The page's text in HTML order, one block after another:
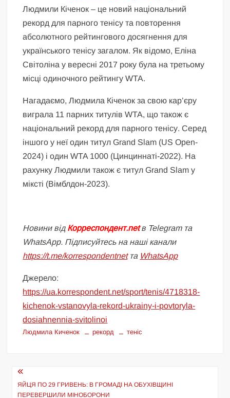
Людмили Кіченок – це новий національний
рекорд для парного тенісу та повторення
абсолютного рейтингового досягнення для
українського тенісу загалом. Як відомо, Еліна
Світоліна у вересні 2017 року була на третьому
місці одиночного рейтингу WTA.
Нагадаємо, Людмила Кіченок за свою кар’єру
виграла 11 парних титулів WTA, що також є
національний рекорд для парного тенісу. Серед
іншого у неї один титул Grand Slam (US Open-
2024) і один WTA 1000 (Цинциннаті-2022). На
рахунку Людмили також є титул Grand Slam у
міксті (Вімблдон-2023).
Новини відКорреспондент.netв Telegram та
WhatsApp. Підписуйтесь на наші канали
https://t.me/korrespondentnetта WhatsApp
Джерело:
https://ua.korrespondent.net/sport/tenis/4718318-
kichenok-vstanovyla-rekord-ukrainy-i-povtoryla-
dosiahnennia-svitolinoi
Людмила Киченок рекорд теніс
Навігація
записів
ЯЙЦЯ ПО 29 ГРИВЕНЬ: В ГРОМАДІ НА ОБУХІВЩИНІ
ПЕРЕВЕРШИЛИ МІНОБОРОНИ